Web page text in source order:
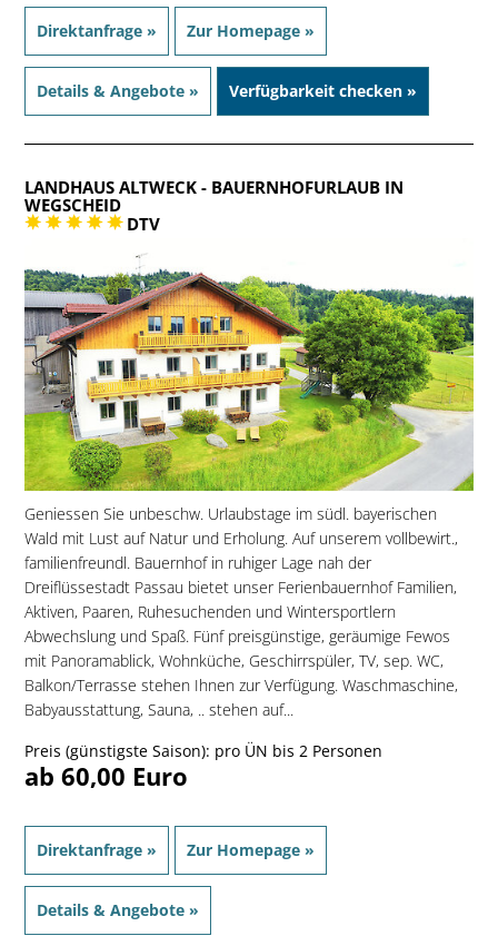
Direktanfrage » Zur Homepage »
Details & Angebote » Verfügbarkeit checken »
LANDHAUS ALTWECK- BAUERNHOFURLAUB IN
WEGSCHEID
DTV
Geniessen Sie unbeschw. Urlaubstage im südl. bayerischen
Wald mit Lust auf Natur und Erholung. Auf unserem vollbewirt.,
familienfreundl. Bauernhof in ruhiger Lage nah der
Dreiflüssestadt Passau bietet unser Ferienbauernhof Familien,
Aktiven, Paaren, Ruhesuchenden und Wintersportlern
Abwechslung und Spaß. Fünf preisgünstige, geräumige Fewos
mit Panoramablick, Wohnküche, Geschirrspüler, TV, sep. WC,
Balkon/Terrasse stehen Ihnen zur Verfügung. Waschmaschine,
Babyausstattung, Sauna, .. stehen auf...
Preis (günstigste Saison): pro ÜN bis 2 Personen
ab 60,00 Euro
Direktanfrage » Zur Homepage »
Details & Angebote »